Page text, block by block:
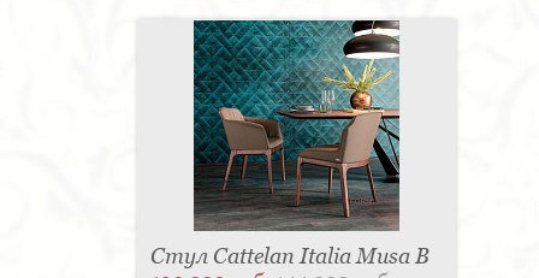
Стул Cattelan Italia Musa B